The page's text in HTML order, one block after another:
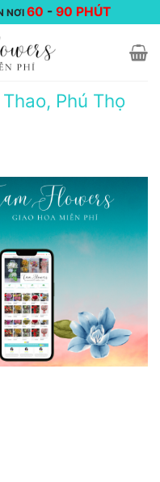
NƠI60 -90 PHÚT
Phú Thọ